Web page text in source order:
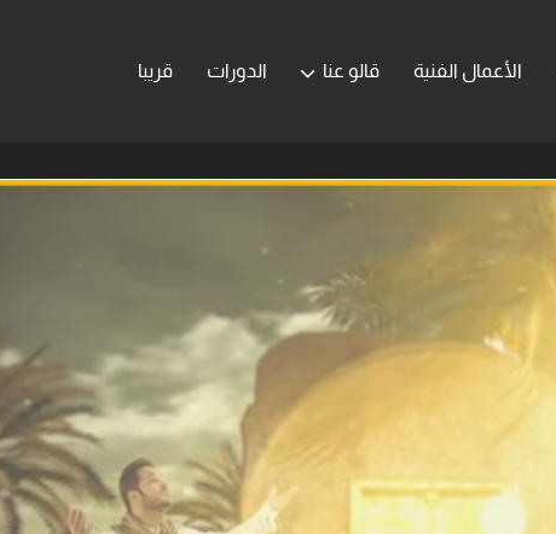
الأعمال الفنية قالو عنا الدورات قريبا